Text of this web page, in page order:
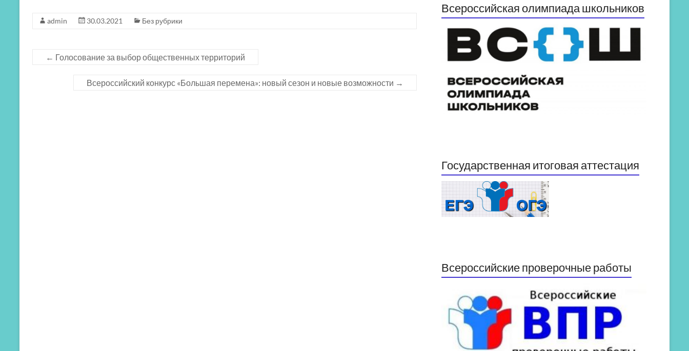
admin 30.03.2021 Без рубрики
← Голосование за выбор общественных территорий
Всероссийский конкурс «Большая перемена»: новый сезон и новые возможности →
Всероссийская олимпиада школьников
Государственная итоговая аттестация
Всероссийские проверочные работы